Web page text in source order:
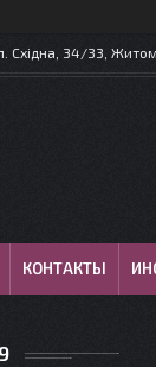
Східна, 34/33,
КОНТАКТЫ